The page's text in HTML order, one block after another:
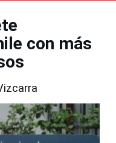
con más